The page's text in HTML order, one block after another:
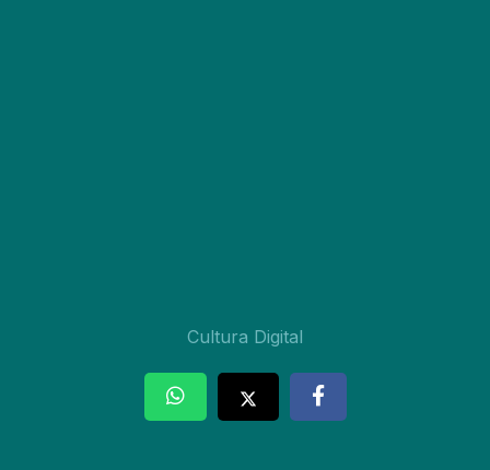
Cultura Digital